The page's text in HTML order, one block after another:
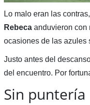
Lo malo eran las
Rebecaanduvieron con
ocasiones de las azules
Justo antes del
del encuentro. Por
Sin puntería